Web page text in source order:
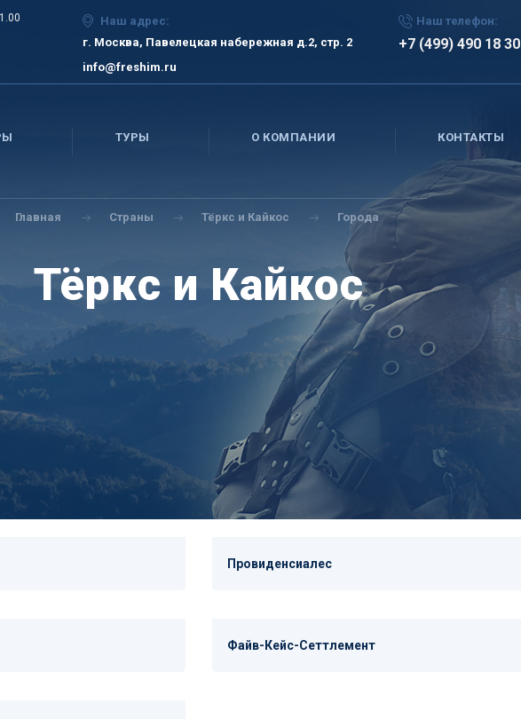
Наш адрес:
г. Москва, Павелецкая набережная д.2, стр. 2
info@freshim.ru
Наш телефон:
+7 (499) 490 18 30
ТУРЫ О КОМПАНИИ КОНТАКТЫ
Главная Страны Тёркс и Кайкос Города
Тёркс и Кайкос
Провиденсиалес
Файв-Кейс-Сеттлемент